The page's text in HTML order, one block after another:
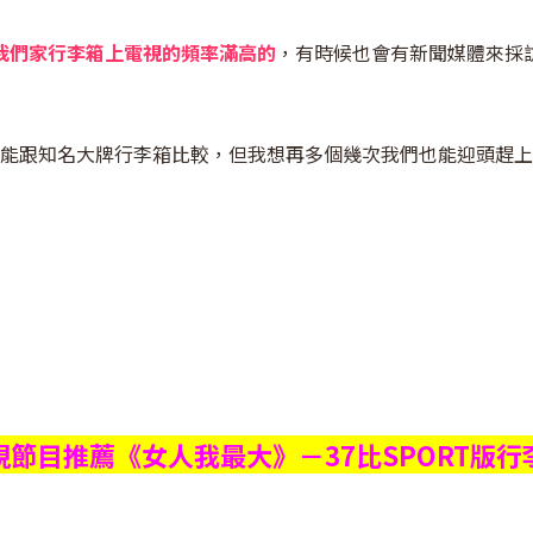
們家行李箱上電視的頻率滿高的 ，有時候也會有新聞媒體來採
跟知名大牌行李箱比較，但我想再多個幾次我們也能迎頭趕
節目推薦《女人我最大》－37比SPORT版行